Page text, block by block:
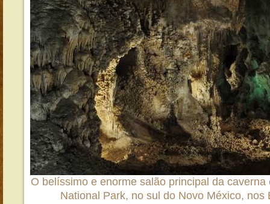
O belíssimo e enorme salão principal da
National Park, no sul do Novo México, nos